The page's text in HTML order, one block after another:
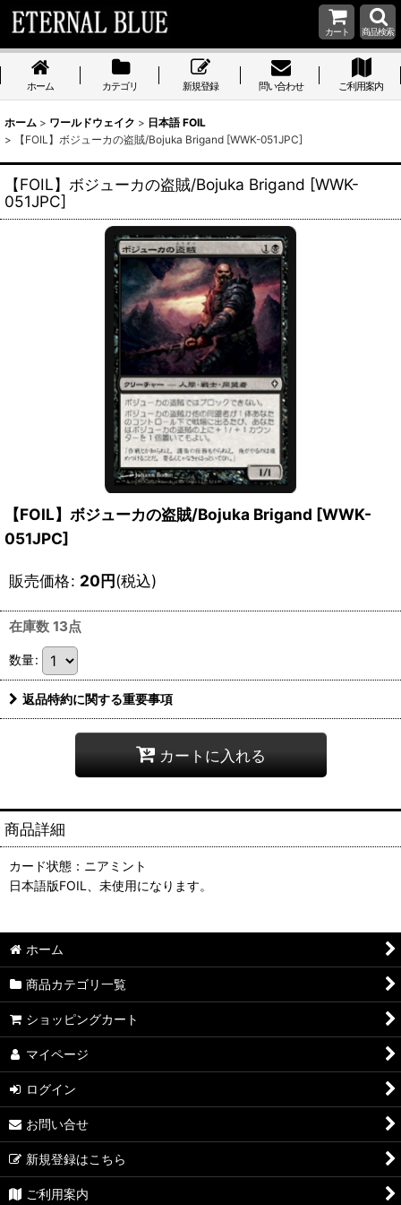
カート 商品検索
ホーム カテゴリ 新規登録 問い合わせ ご利用案内
ホーム > ワールドウェイク > 日本語 FOIL
>
【FOIL】ボジューカの盗賊/Bojuka Brigand [WWK-051JPC]
【FOIL】ボジューカの盗賊/Bojuka Brigand [WWK-
051JPC]
【FOIL】ボジューカの盗賊/Bojuka Brigand [WWK-
051JPC]
販売価格: 20円(税込)
在庫数 13点
数量:
返品特約に関する重要事項
カートに入れる
商品詳細
カード状態：ニアミント
日本語版FOIL、未使用になります。
ホーム
商品カテゴリ一覧
ショッピングカート
マイページ
ログイン
お問い合せ
新規登録はこちら
ご利用案内